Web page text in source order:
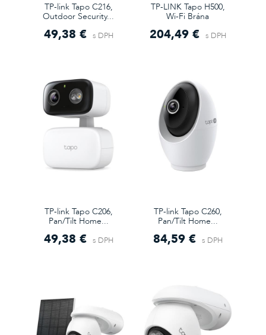
TP-link Tapo C216,
Outdoor Security...
49,38 € s DPH
TP-LINK Tapo H500,
Wi-Fi Brána
204,49 € s DPH
TP-link Tapo C206,
Pan/Tilt Home...
49,38 € s DPH
TP-link Tapo C260,
Pan/Tilt Home...
84,59 € s DPH